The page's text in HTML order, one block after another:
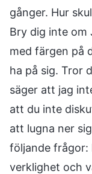
gånger. Hur
Bry dig inte om
med färgen på
ha på sig. Tror
säger att jag
att du inte
att lugna ner
följande frågor:
verklighet och